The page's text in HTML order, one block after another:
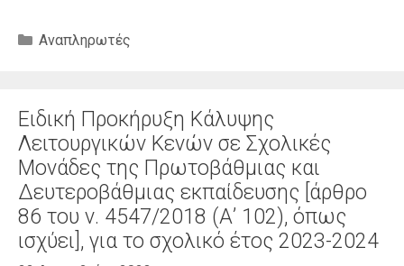
Κατηγορίες
Αναπληρωτές
Ειδική Προκήρυξη Κάλυψης
Λειτουργικών Κενών σε Σχολικές
Μονάδες της Πρωτοβάθμιας και
Δευτεροβάθμιας εκπαίδευσης [άρθρο
86 του ν. 4547/2018 (Α’ 102), όπως
ισχύει], για το σχολικό έτος 2023-2024